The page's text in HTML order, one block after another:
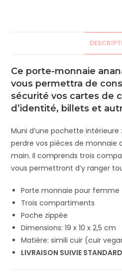
Ce porte-monnaie
vous permettra de
sécurité vos cartes de
d’identité, billets et
Muni d’une pochette intérieure
perdre vos pièces de monnaie
main. Il comprends trois
vous permettront d’y ranger
Porte monnaie pour femme
Trois compartiments
Poche zippée
Dimensions: 19 x 10 x 2,5 cm
Matière: simili cuir (cuir
LIVRAISON SUIVIE